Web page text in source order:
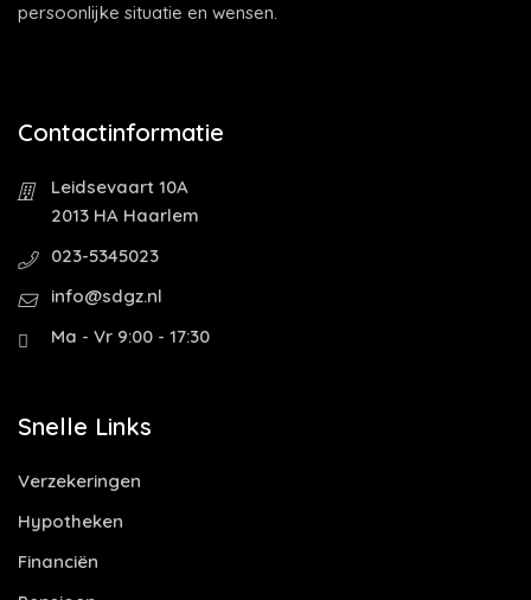
persoonlijke situatie en wensen.
Contactinformatie
Leidsevaart 10A
2013 HA Haarlem
023-5345023
info@sdgz.nl
Ma - Vr 9:00 - 17:30
Snelle Links
Verzekeringen
Hypotheken
Financiën